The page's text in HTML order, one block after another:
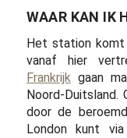
WAAR KAN IK
Het station komt
vanaf hier
Frankrijkgaan
Noord-Duitsland.
door de
London kunt